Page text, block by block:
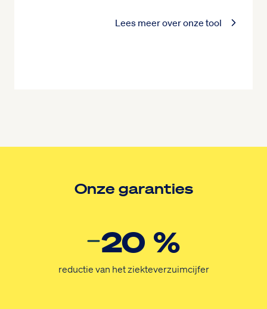
Lees meer over onze tool
Onze garanties
20 %
reductie van het ziekteverzuimcijfer